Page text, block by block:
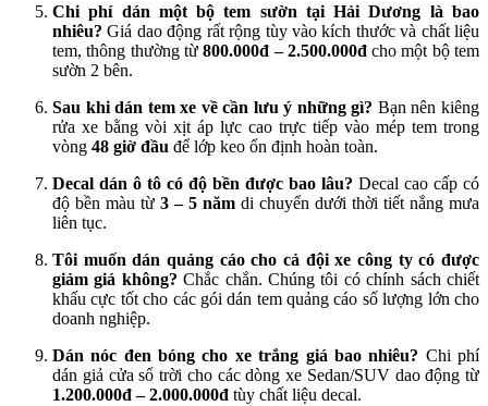
Chi phí dán một bộ tem sườn tại Hải Dương là bao
nhiêu? Giá dao động rất rộng tùy vào kích thước và chất liệu
tem, thông thường từ800.000đ – 2.500.000đcho một bộ tem
sườn 2 bên.
Sau khi dán tem xe về cần lưu ý những gì? Bạn nên kiêng
rửa xe bằng vòi xịt áp lực cao trực tiếp vào mép tem trong
vòng 48 giờ đầu để lớp keo ổn định hoàn toàn.
Decal dán ô tô có độ bền được bao lâu? Decal cao cấp có
độ bền màu từ 3 – 5 năm di chuyển dưới thời tiết nắng mưa
liên tục.
Tôi muốn dán quảng cáo cho cả đội xe công ty có được
giảm giá không? Chắc chắn. Chúng tôi có chính sách chiết
khấu cực tốt cho các gói dán tem quảng cáo số lượng lớn cho
doanh nghiệp.
Dán nóc đen bóng cho xe trắng giá bao nhiêu? Chi phí
dán giả cửa sổ trời cho các dòng xe Sedan/SUV dao động từ
1.200.000đ – 2.000.000đ tùy chất liệu decal.